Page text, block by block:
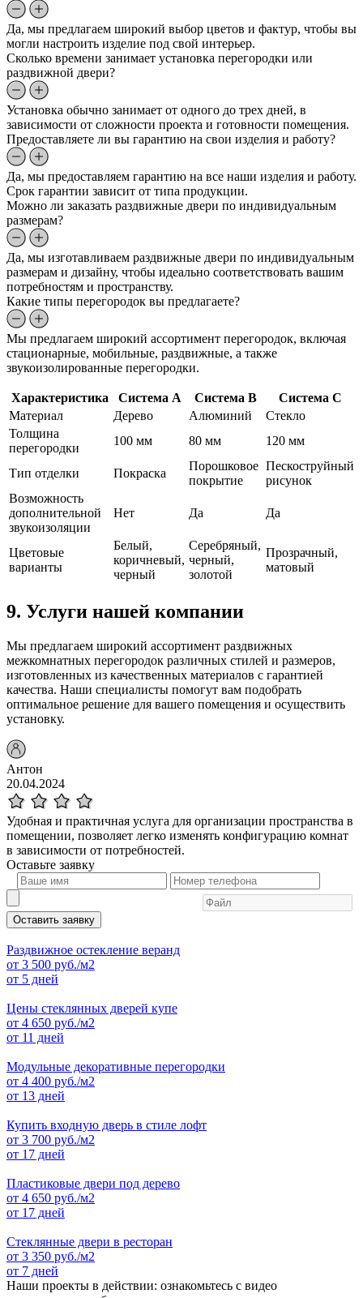
Да, мы предлагаем широкий выбор цветов и фактур, чтобы вы
могли настроить изделие под свой интерьер.
Сколько времени занимает установка перегородки или
раздвижной двери?
Установка обычно занимает от одного до трех дней, в
зависимости от сложности проекта и готовности помещения.
Предоставляете ли вы гарантию на свои изделия и работу?
Да, мы предоставляем гарантию на все наши изделия и работу.
Срок гарантии зависит от типа продукции.
Можно ли заказать раздвижные двери по индивидуальным
размерам?
Да, мы изготавливаем раздвижные двери по индивидуальным
размерам и дизайну, чтобы идеально соответствовать вашим
потребностям и пространству.
Какие типы перегородок вы предлагаете?
Мы предлагаем широкий ассортимент перегородок, включая
стационарные, мобильные, раздвижные, а также
звукоизолированные перегородки.
Характеристика Система A Система B
Система C
Материал
Дерево Алюминий
Стекло
Толщина
перегородки
100 мм 80 мм 120 мм
Тип отделки Покраска
Порошковое
покрытие
Пескоструйный
рисунок
Возможность
дополнительной
звукоизоляции
Нет Да Да
Цветовые
варианты
Белый,
коричневый,
черный
Серебряный,
черный,
золотой
Прозрачный,
матовый
9. Услуги нашей компании
Мы предлагаем широкий ассортимент раздвижных
межкомнатных перегородок различных стилей и размеров,
изготовленных из качественных материалов с гарантией
качества. Наши специалисты помогут вам подобрать
оптимальное решение для вашего помещения и осуществить
установку.
Антон
20.04.2024
Удобная и практичная услуга для организации пространства в
помещении, позволяет легко изменять конфигурацию комнат
в зависимости от потребностей.
Оставьте заявку
Оставить заявку
Раздвижное остекление веранд
от 3 500 руб./м2
от 5 дней
Цены стеклянных дверей купе
от 4 650 руб./м2
от 11 дней
Модульные декоративные перегородки
от 4 400 руб./м2
от 13 дней
Купить входную дверь в стиле лофт
от 3 700 руб./м2
от 17 дней
Пластиковые двери под дерево
от 4 650 руб./м2
от 17 дней
Стеклянные двери в ресторан
от 3 350 руб./м2
от 7 дней
Наши проекты в действии: ознакомьтесь с видео